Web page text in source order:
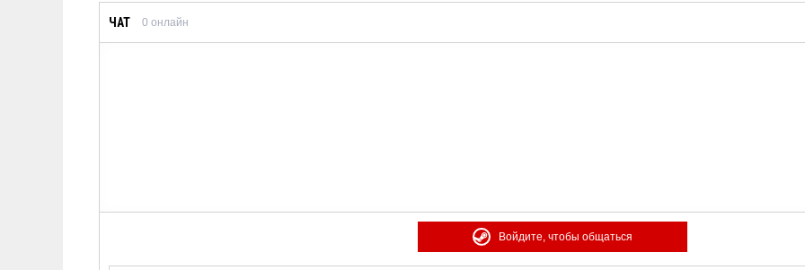
ЧАТ 0 онлайн
Войдите, чтобы общаться